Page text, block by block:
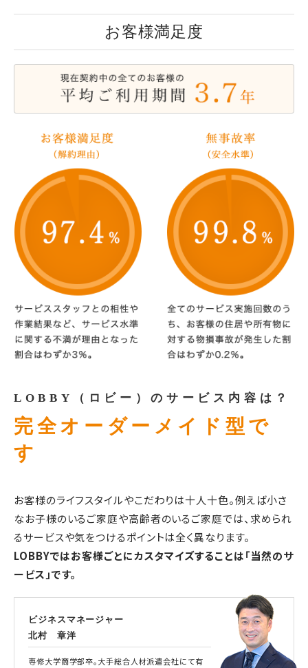
お客様満足度
LOBBY（ロビー）のサービス内容は？
完全オーダーメイド型で
す
お客様のライフスタイルやこだわりは十人十色。例えば小さ
なお子様のいるご家庭や高齢者のいるご家庭では、求められ
るサービスや気をつけるポイントは全く異なります。
LOBBYではお客様ごとにカスタマイズすることは「当然のサ
ービス」です。
ビジネスマネージャー
北村 章洋
専修大学商学部卒。大手総合人材派遣会社にて有